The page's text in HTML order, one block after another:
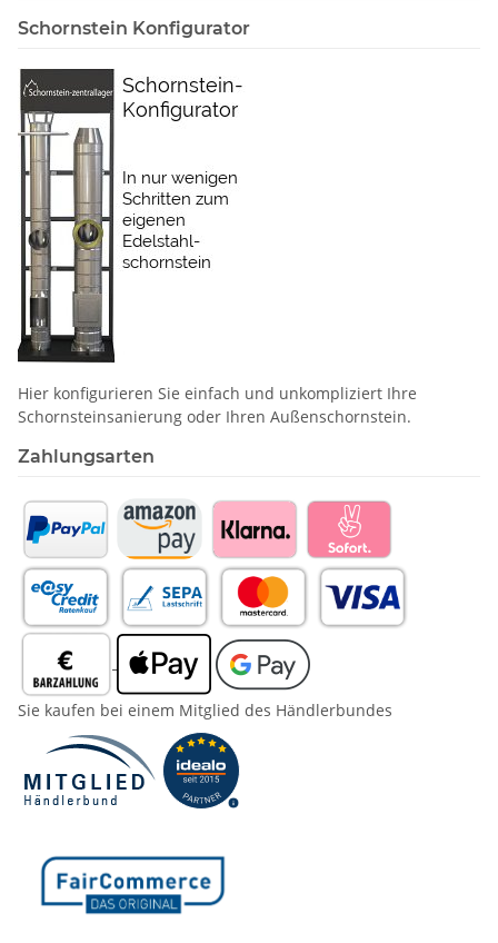
Schornstein Konfigurator
Hier konfigurieren Sie einfach und unkompliziert Ihre
Schornstein­sanierung oder Ihren Außenschornstein.
Zahlungsarten
Sie kaufen bei einem Mitglied des Händlerbundes